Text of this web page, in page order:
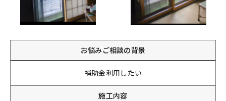
お悩みご相談の背景
補助金利用したい
施工内容